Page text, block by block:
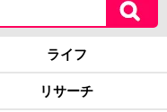
ライフ
リサーチ